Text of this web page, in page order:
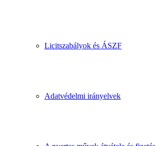
Licitszabályok és ÁSZF
Adatvédelmi irányelvek